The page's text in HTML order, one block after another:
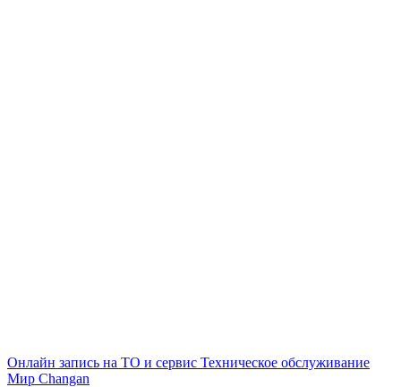
Онлайн запись на ТО и сервис Техническое обслуживание
Мир Changan